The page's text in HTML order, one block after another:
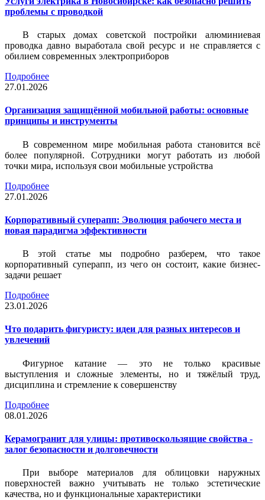
проблемы с проводкой
В старых домах советской постройки алюминиевая
проводка давно выработала свой ресурс и не справляется с
обилием современных электроприборов
Подробнее
27.01.2026
Организация защищённой мобильной работы: основные
принципы и инструменты
В современном мире мобильная работа становится всё
более популярной. Сотрудники могут работать из любой
точки мира, используя свои мобильные устройства
Подробнее
27.01.2026
Корпоративный суперапп: Эволюция рабочего места и
новая парадигма эффективности
В этой статье мы подробно разберем, что такое
корпоративный суперапп, из чего он состоит, какие бизнес-
задачи решает
Подробнее
23.01.2026
Что подарить фигуристу: идеи для разных интересов и
увлечений
Фигурное катание — это не только красивые
выступления и сложные элементы, но и тяжёлый труд,
дисциплина и стремление к совершенству
Подробнее
08.01.2026
Керамогранит для улицы: противоскользящие свойства -
залог безопасности и долговечности
При выборе материалов для облицовки наружных
поверхностей важно учитывать не только эстетические
качества, но и функциональные характеристики